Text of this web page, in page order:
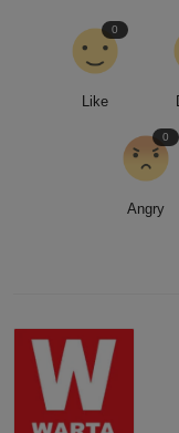
Like
0
Angry
0